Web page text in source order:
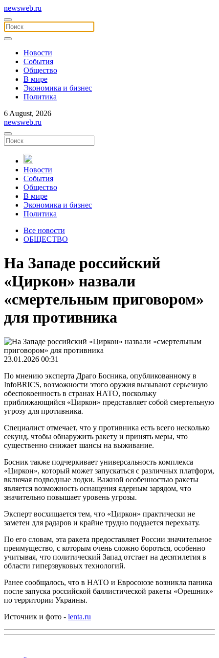
newsweb.ru
Новости
События
Общество
В мире
Экономика и бизнес
Политика
6 August, 2026
newsweb.ru
Новости
События
Общество
В мире
Экономика и бизнес
Политика
Все новости
ОБЩЕСТВО
На Западе российский
«Циркон» назвали
«смертельным приговором»
для противника
23.01.2026 00:31
По мнению эксперта Драго Босника, опубликованному в
InfoBRICS, возможности этого оружия вызывают серьезную
обеспокоенность в странах НАТО, поскольку
приближающийся «Циркон» представляет собой смертельную
угрозу для противника.
Специалист отмечает, что у противника есть всего несколько
секунд, чтобы обнаружить ракету и принять меры, что
существенно снижает шансы на выживание.
Босник также подчеркивает универсальность комплекса
«Циркон», который может запускаться с различных платформ,
включая подводные лодки. Важной особенностью ракеты
является возможность оснащения ядерным зарядом, что
значительно повышает уровень угрозы.
Эксперт восхищается тем, что «Циркон» практически не
заметен для радаров и крайне трудно поддается перехвату.
По его словам, эта ракета предоставляет России значительное
преимущество, с которым очень сложно бороться, особенно
учитывая, что политический Запад отстает на десятилетия в
области гиперзвуковых технологий.
Ранее сообщалось, что в НАТО и Евросоюзе возникла паника
после запуска российской баллистической ракеты «Орешник»
по территории Украины.
Источник и фото - lenta.ru